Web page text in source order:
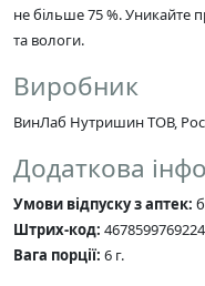
не більше 75 %. Уникайте
та вологи.
Виробник
ВинЛаб Нутришин ТОВ,
Додаткова
Умови відпуску з аптек:
Штрих-код: 4678599769224
Вага порції: 6 г.